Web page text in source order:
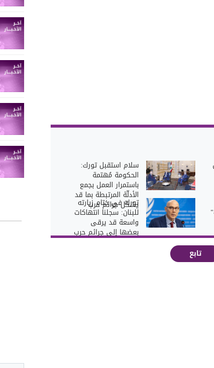
سلام استقبل تورك:
الحكومة مُهتمة
باستمرار العمل بجمع
الأدلّة المرتبطة بما قد
يشكّل جرائم حرب
تورك في ختام زيارته
للبنان: سجلنا انتهاكات
واسعة قد يرقى
بعضها إلى جرائم حرب
تابع